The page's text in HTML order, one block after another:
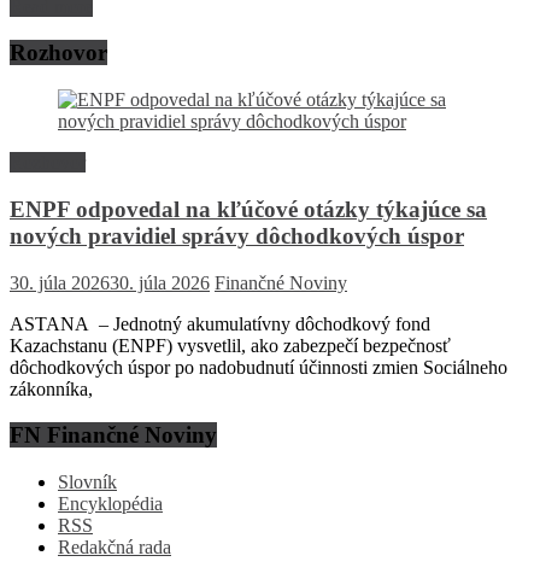
Rozhovor
ENPF odpovedal na kľúčové otázky týkajúce sa
nových pravidiel správy dôchodkových úspor
30. júla 202630. júla 2026 Finančné Noviny
ASTANA – Jednotný akumulatívny dôchodkový fond
Kazachstanu (ENPF) vysvetlil, ako zabezpečí bezpečnosť
dôchodkových úspor po nadobudnutí účinnosti zmien Sociálneho
zákonníka,
FN Finančné Noviny
Slovník
Encyklopédia
RSS
Redakčná rada